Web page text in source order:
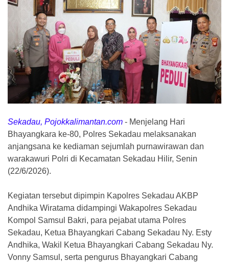
Sekadau, Pojokkalimantan.com - Menjelang Hari
Bhayangkara ke-80, Polres Sekadau melaksanakan
anjangsana ke kediaman sejumlah purnawirawan dan
warakawuri Polri di Kecamatan Sekadau Hilir, Senin
(22/6/2026).
Kegiatan tersebut dipimpin Kapolres Sekadau AKBP
Andhika Wiratama didampingi Wakapolres Sekadau
Kompol Samsul Bakri, para pejabat utama Polres
Sekadau, Ketua Bhayangkari Cabang Sekadau Ny. Esty
Andhika, Wakil Ketua Bhayangkari Cabang Sekadau Ny.
Vonny Samsul, serta pengurus Bhayangkari Cabang